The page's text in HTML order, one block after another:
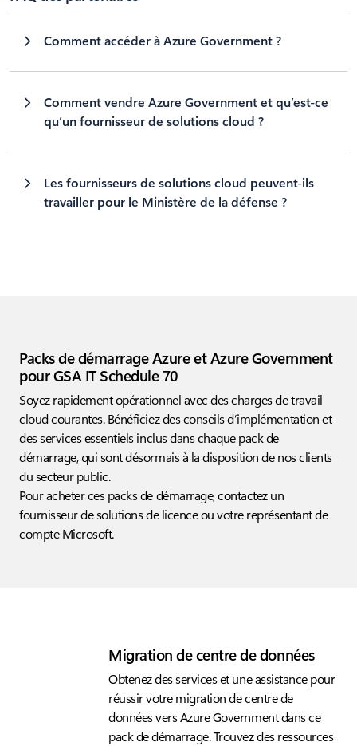
Comment accéder à Azure Government ?
Comment vendre Azure Government et qu’est-ce
qu’un fournisseur de solutions cloud ?
Les fournisseurs de solutions cloud peuvent-ils
travailler pour le Ministère de la défense ?
Packs de démarrage Azure et Azure Government
pour GSA IT Schedule 70
Soyez rapidement opérationnel avec des charges de travail
cloud courantes. Bénéficiez des conseils d’implémentation et
des services essentiels inclus dans chaque pack de
démarrage, qui sont désormais à la disposition de nos clients
du secteur public.
Pour acheter ces packs de démarrage, contactez un
fournisseur de solutions de licence ou votre représentant de
compte Microsoft.
Migration de centre de données
Obtenez des services et une assistance pour
réussir votre migration de centre de
données vers Azure Government dans ce
pack de démarrage. Trouvez des ressources